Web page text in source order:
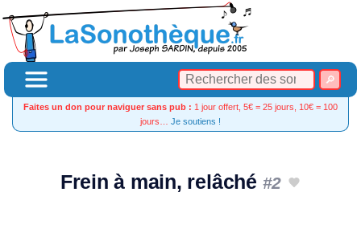
Faites un don pour naviguer sans pub : 1 jour offert, 5€ = 25 jours, 10€ = 100
jours… Je soutiens !
Frein à main, relâché #2